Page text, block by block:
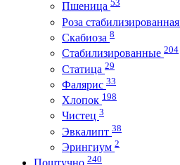
Пшеница 53
Роза стабилизированная
Скабиоза 8
Стабилизированные 204
Статица 29
Фалярис 33
Хлопок 198
Чистец 3
Эвкалипт 38
Эрингиум 2
240